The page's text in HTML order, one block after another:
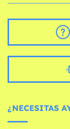
¿NECESITAS